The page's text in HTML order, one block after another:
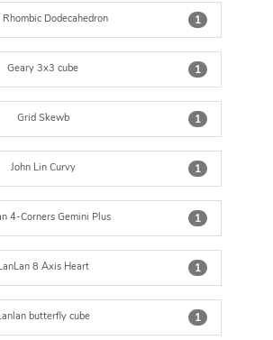
1
Rhombic Dodecahedron
1
Geary 3x3 cube
1
Grid Skewb
1
John Lin Curvy
1
4-Corners Gemini Plus
1
8 Axis Heart
1
butterfly cube